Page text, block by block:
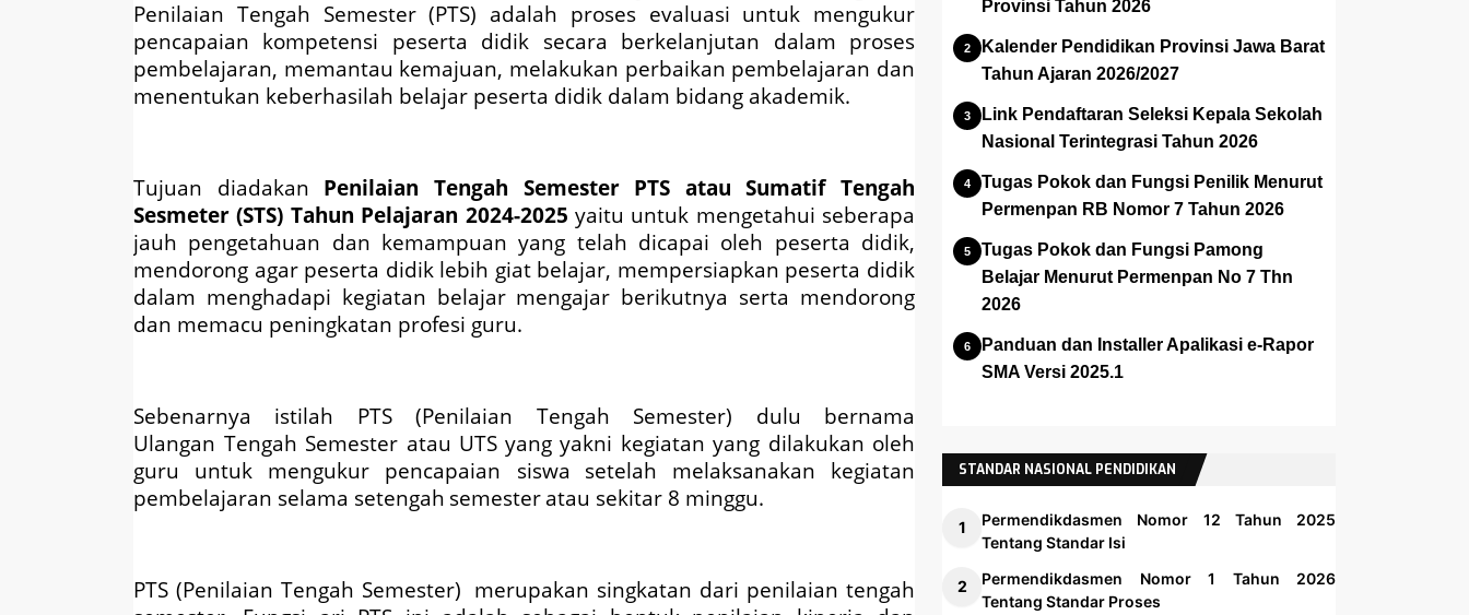
Penilaian Tengah Semester (PTS) adalah proses evaluasi untuk mengukur
pencapaian kompetensi peserta didik secara berkelanjutan dalam proses
pembelajaran, memantau kemajuan, melakukan perbaikan pembelajaran dan
menentukan keberhasilah belajar peserta didik dalam bidang akademik.
Tujuan diadakan Penilaian Tengah Semester PTS atau Sumatif Tengah
Sesmeter (STS) Tahun Pelajaran 2024-2025 yaitu untuk mengetahui seberapa
jauh pengetahuan dan kemampuan yang telah dicapai oleh peserta didik,
mendorong agar peserta didik lebih giat belajar, mempersiapkan peserta didik
dalam menghadapi kegiatan belajar mengajar berikutnya serta mendorong
dan memacu peningkatan profesi guru.
Sebenarnya istilah PTS (Penilaian Tengah Semester) dulu bernama
Ulangan Tengah Semester atau UTS yang yakni kegiatan yang dilakukan oleh
guru untuk mengukur pencapaian siswa
setelah melaksanakan kegiatan
pembelajaran selama setengah semester atau sekitar 8 minggu.
PTS (Penilaian Tengah Semester) merupakan singkatan dari penilaian tengah
Provinsi Tahun 2026
Kalender Pendidikan Provinsi Jawa Barat
Tahun Ajaran 2026/2027
Link Pendaftaran Seleksi Kepala Sekolah
Nasional Terintegrasi Tahun 2026
Tugas Pokok dan Fungsi Penilik Menurut
Permenpan RB Nomor 7 Tahun 2026
Tugas Pokok dan Fungsi Pamong
Belajar Menurut Permenpan No 7 Thn
2026
Panduan dan Installer Apalikasi e-Rapor
SMA Versi 2025.1
STANDAR NASIONAL PENDIDIKAN
Permendikdasmen Nomor 12 Tahun 2025
Tentang Standar Isi
Permendikdasmen Nomor 1 Tahun 2026
Tentang Standar Proses